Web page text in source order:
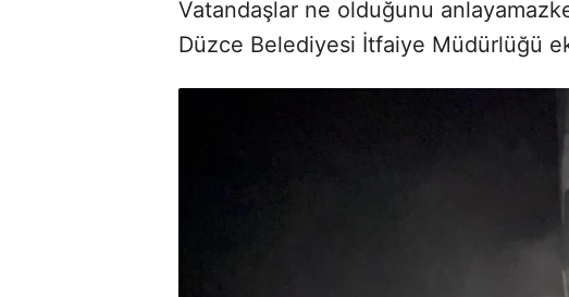
Vatandaşlar ne olduğunu
Düzce Belediyesi İtfaiye Müdürlüğü